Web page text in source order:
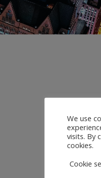
We use
visits. By
cookies.
Cookie